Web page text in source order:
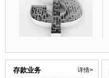
存款业务
详情>